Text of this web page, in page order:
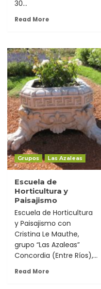
30...
Read More
Grupos Las Azaleas
Escuela de
Horticultura y
Paisajismo
Escuela de Horticultura
y Paisajismo con
Cristina Le Mauthe,
grupo “Las Azaleas”
Concordia (Entre Ríos),...
Read More